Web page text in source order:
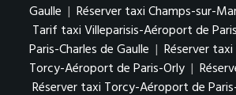
Gaulle | Réserver taxi Champs-sur-
Tarif taxi Villeparisis-Aéroport de
Paris-Charles de Gaulle | Réserver
Torcy-Aéroport de Paris-Orly |
Réserver taxi Torcy-Aéroport de